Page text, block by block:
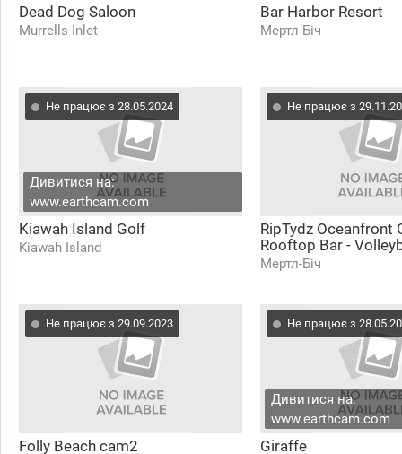
Dead Dog Saloon
Murrells Inlet
Bar Harbor Resort
Мертл-Біч
Не працює з 28.05.2024
Дивитися на:
www.earthcam.com
Kiawah Island Golf
Kiawah Island
Не працює з
RipTydz Oceanfront
Rooftop Bar -
Мертл-Біч
Не працює з 29.09.2023
Folly Beach cam2
Не працює з
Дивитися на:
www.earthcam.com
Giraffe